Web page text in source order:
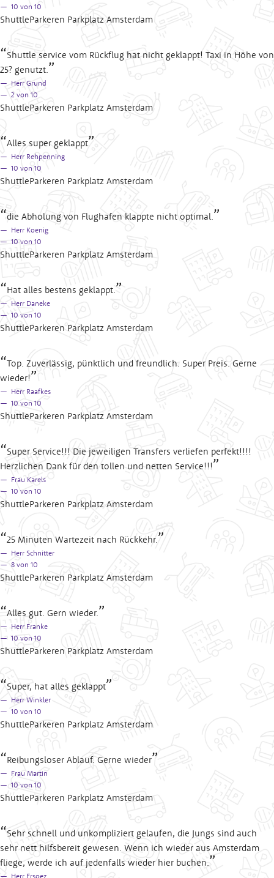
10 von 10
ShuttleParkeren Parkplatz Amsterdam
Shuttle service vom Rückflug hat nicht geklappt! Taxi in Höhe von
25? genutzt.
Herr Grund
2 von 10
ShuttleParkeren Parkplatz Amsterdam
Alles super geklappt
Herr Rehpenning
10 von 10
ShuttleParkeren Parkplatz Amsterdam
die Abholung von Flughafen klappte nicht optimal.
Herr Koenig
10 von 10
ShuttleParkeren Parkplatz Amsterdam
Hat alles bestens geklappt.
Herr Daneke
10 von 10
ShuttleParkeren Parkplatz Amsterdam
Top. Zuverlässig, pünktlich und freundlich. Super Preis. Gerne
wieder!
Herr Raafkes
10 von 10
ShuttleParkeren Parkplatz Amsterdam
Super Service!!! Die jeweiligen Transfers verliefen perfekt!!!!
Herzlichen Dank für den tollen und netten Service!!!
Frau Karels
10 von 10
ShuttleParkeren Parkplatz Amsterdam
25 Minuten Wartezeit nach Rückkehr.
Herr Schnitter
8 von 10
ShuttleParkeren Parkplatz Amsterdam
Alles gut. Gern wieder.
Herr Franke
10 von 10
ShuttleParkeren Parkplatz Amsterdam
Super, hat alles geklappt
Herr Winkler
10 von 10
ShuttleParkeren Parkplatz Amsterdam
Reibungsloser Ablauf. Gerne wieder
Frau Martin
10 von 10
ShuttleParkeren Parkplatz Amsterdam
Sehr schnell und unkompliziert gelaufen, die Jungs sind auch
sehr nett hilfsbereit gewesen. Wenn ich wieder aus Amsterdam
fliege, werde ich auf jedenfalls wieder hier buchen.
Herr Ersoez